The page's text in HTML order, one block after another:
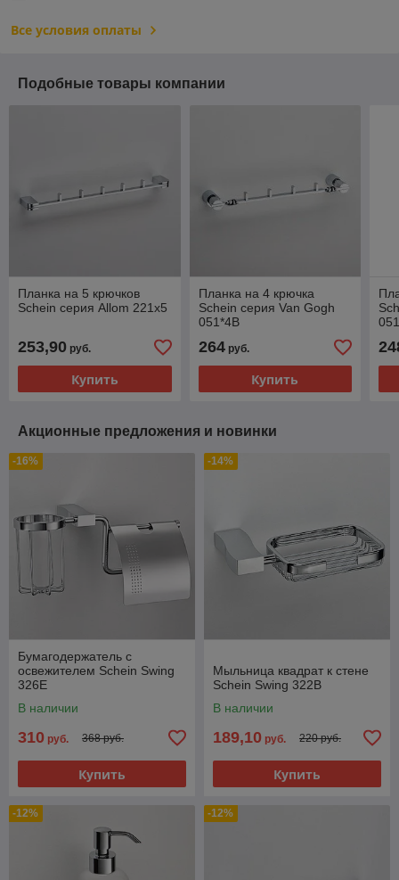
Все условия оплаты
Подобные товары компании
Планка на 5 крючков
Schein серия Allom 221х5
253,90 руб.
Купить
Планка на 4 крючка
Schein серия Van Gogh
051*4В
264руб.
Купить
Акционные предложения и новинки
-16%
Бумагодержатель с
освежителем Schein Swing
326E
В наличии
310 руб. 368 руб.
Купить
-14%
Мыльница квадрат к стене
Schein Swing 322B
В наличии
189,10 руб. 220 руб.
Купить
-12% -12%